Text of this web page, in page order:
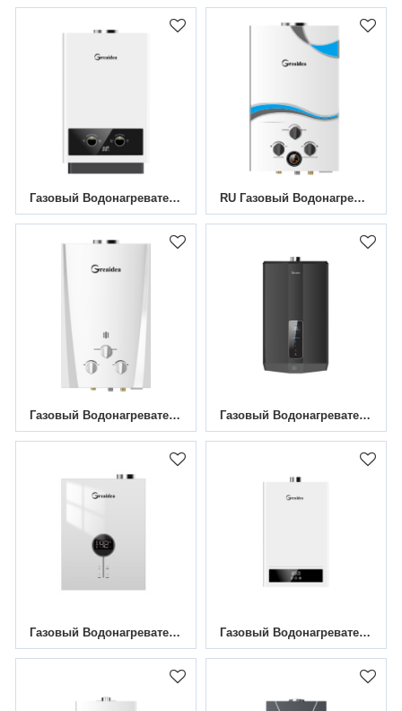
Газовый Водонагреватель Дымоходного Канала JSD-D3 RU Газовый Водонагреватель Дымоходного Канала JSD-D4
Газовый Водонагреватель Дымоходного Канала JSD-W2 Газовый Водонагреватель Постоянной Температуры JSQ*-D6
Газовый Водонагреватель Постоянной Температуры Mini 16L Газовый Водонагреватель Постоянной Температуры JSQ-CT4 (12 Л-18 Л) Поддержка OEM И ODM